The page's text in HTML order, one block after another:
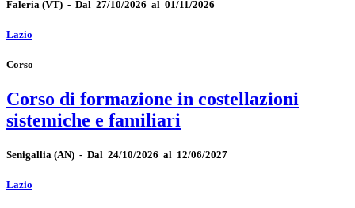
Faleria (VT) - Dal 27/10/2026 al 01/11/2026
Lazio
Corso
Corso di formazione in costellazioni
sistemiche e familiari
Senigallia (AN) - Dal 24/10/2026 al 12/06/2027
Lazio